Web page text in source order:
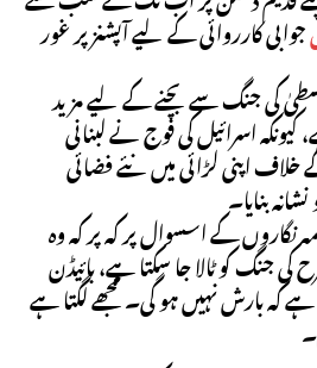
جوابی کارروائی کے لیے آپشنز پر غور
کی جنگ سے بچنے کے لیے مزید
اسرائیل کی فوج نے لبنانی
اپنی لڑائی میں نئے فضائی
بنایا۔
نگاروں کے اسسوال پر کہ پر کہ وہ
کی جنگ کو ٹالا جا سکتا ہے، بائیڈن
کہ بارش نہیں ہو گی۔ مجھے لگتا ہے